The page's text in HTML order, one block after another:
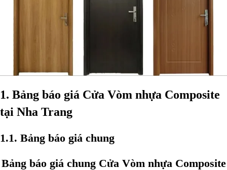
1. Bảng báo giá Cửa Vòm nhựa Composite
tại Nha Trang
1.1. Bảng báo giá chung
Bảng báo giá chung Cửa Vòm nhựa Composite